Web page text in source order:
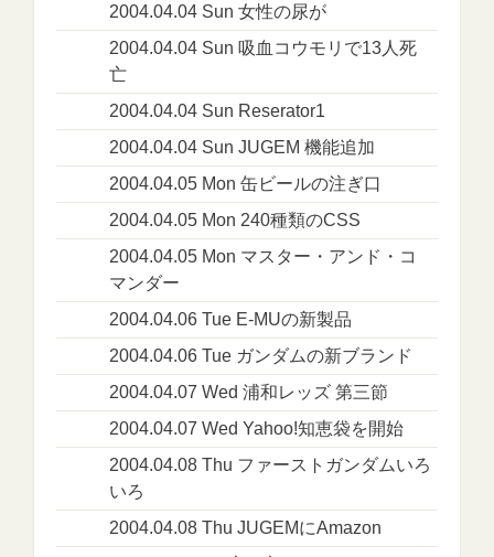
2004.04.04 Sun 女性の尿が
2004.04.04 Sun 吸血コウモリで13人死
亡
2004.04.04 Sun Reserator1
2004.04.04 Sun JUGEM 機能追加
2004.04.05 Mon 缶ビールの注ぎ口
2004.04.05 Mon 240種類のCSS
2004.04.05 Mon マスター・アンド・コ
マンダー
2004.04.06 Tue E-MUの新製品
2004.04.06 Tue ガンダムの新ブランド
2004.04.07 Wed 浦和レッズ 第三節
2004.04.07 Wed Yahoo!知恵袋を開始
2004.04.08 Thu ファーストガンダムいろ
いろ
2004.04.08 Thu JUGEMにAmazon